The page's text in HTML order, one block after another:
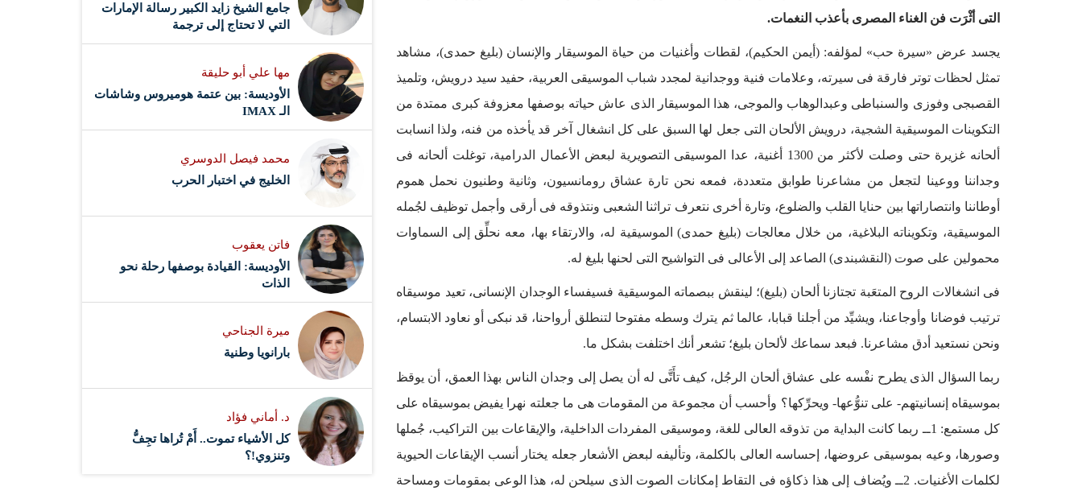
التى أثْرَت فن الغناء المصرى بأعذب النغمات.
يجسد عرض «سيرة حب» لمؤلفه: (أيمن الحكيم)، لقطات وأغنيات من حياة الموسيقار والإنسان (بليغ حمدى)، مشاهد
تمثل لحظات توتر فارقة فى سيرته، وعلامات فنية ووجدانية لمجدد شباب الموسيقى العربية، حفيد سيد درويش، وتلميذ
القصبجى وفوزى والسنباطى وعبدالوهاب والموجى، هذا الموسيقار الذى عاش حياته بوصفها معزوفة كبرى ممتدة من
التكوينات الموسيقية الشجية، درويش الألحان التى جعل لها السبق على كل انشغال آخر قد يأخذه من فنه، ولذا انسابت
ألحانه غزيرة حتى وصلت لأكثر من 1300 أغنية، عدا الموسيقى التصويرية لبعض الأعمال الدرامية، توغلت ألحانه فى
وجداننا ووعينا لتجعل من مشاعرنا طوابق متعددة، فمعه نحن تارة عشاق رومانسيون، وثانية وطنيون نحمل هموم
أوطاننا وانتصاراتها بين حنايا القلب والضلوع، وتارة أخرى نتعرف تراثنا الشعبى ونتذوقه فى أرقى وأجمل توظيف لجُمله
الموسيقية، وتكويناته البلاغية، من خلال معالجات (بليغ حمدى) الموسيقية له، والارتقاء بها، معه نحلِّق إلى السماوات
محمولين على صوت (النقشبندى) الصاعد إلى الأعالى فى التواشيح التى لحنها بليغ له.
فى انشغالات الروح المتعَبة تجتازنا ألحان (بليغ)؛ لينقش ببصماته الموسيقية فسيفساء الوجدان الإنسانى، تعيد موسيقاه
ترتيب فوضانا وأوجاعنا، ويشيِّد من أجلنا قبابا، عالما ثم يترك وسطه مفتوحا لتنطلق أرواحنا، قد نبكى أو نعاود الابتسام،
ونحن نستعيد أدق مشاعرنا. فبعد سماعك لألحان بليغ؛ تشعر أنك اختلفت بشكل ما.
ربما السؤال الذى يطرح نفْسه على عشاق ألحان الرجُل، كيف تأَتَّى له أن يصل إلى وجدان الناس بهذا العمق، أن يوقظ
بموسيقاه إنسانيتهم- على تنوُّعها- ويحرِّكها؟ وأحسب أن مجموعة من المقومات هى ما جعلته نهرا يفيض بموسيقاه على
كل مستمع: 1ــ ربما كانت البداية من تذوقه العالى للغة، وموسيقى المفردات الداخلية، والإيقاعات بين التراكيب، جُملها
وصورها، وعيه بموسيقى عروضها، إحساسه العالى بالكلمة، وتأليفه لبعض الأشعار جعله يختار أنسب الإيقاعات الحيوية
لكلمات الأغنيات. 2ــ ويُضاف إلى هذا ذكاؤه فى التقاط إمكانات الصوت الذى سيلحن له، هذا الوعى بمقومات ومساحة
جامع الشيخ زايد الكبير رسالة الإمارات
التي لا تحتاج إلى ترجمة
مها علي أبو حليقة
الأوديسة: بين عتمة هوميروس وشاشات
الـ IMAX
محمد فيصل الدوسري ​
‏الخليج في اختبار الحرب
فاتن يعقوب
الأوديسة: القيادة بوصفها رحلة نحو
الذات
ميرة الجناحي
بارانويا وطنية
د. أماني فؤاد
كل الأشياء تموت.. أَمْ تُراها تجِفُّ
وتنزوي!؟